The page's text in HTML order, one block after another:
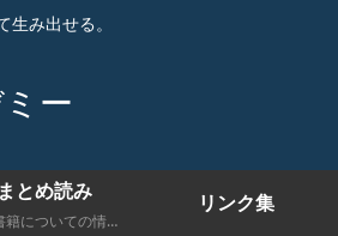
み出せる。
ー
とめ読み
教育関連の書籍についての情報です。 子育てにおいて最低限知っておくべきことを書きます。
リンク集